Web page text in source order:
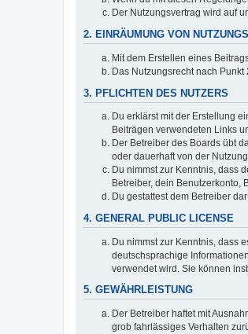
Der Nutzungsvertrag wird auf
2. EINRÄUMUNG VON
Mit dem Erstellen eines
Das Nutzungsrecht nach
3. PFLICHTEN DES NUTZERS
Du erklärst mit der Erstellung
Beiträgen verwendeten Links
Der Betreiber des Boards übt
oder dauerhaft von der
Du nimmst zur Kenntnis, dass
Betreiber, dein Benutzerkonto,
Du gestattest dem Betreiber
4. GENERAL PUBLIC LICENSE
Du nimmst zur Kenntnis, dass
deutschsprachige
verwendet wird. Sie können
5. GEWÄHRLEISTUNG
Der Betreiber haftet mit
grob fahrlässiges Verhalten